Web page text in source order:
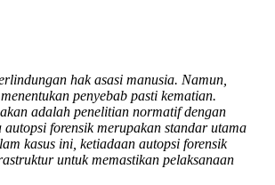
hak asasi manusia. Namun,
penyebab pasti kematian.
adalah penelitian normatif dengan
forensik merupakan standar utama
kasus ini, ketiadaan autopsi forensik
untuk memastikan pelaksanaan